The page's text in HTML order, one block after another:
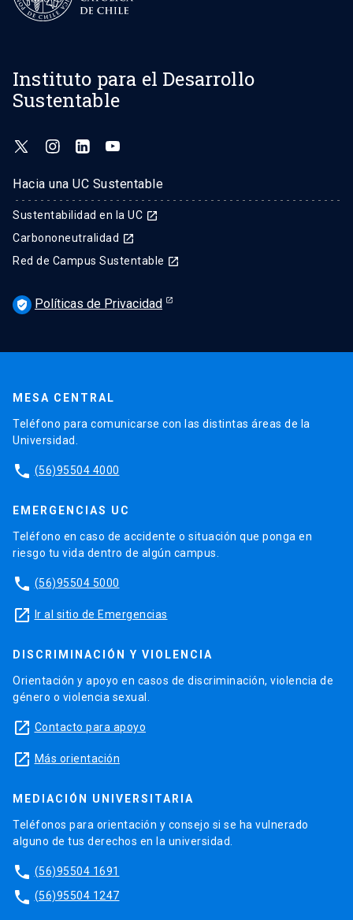
Instituto para el Desarrollo
Sustentable
Hacia una UC Sustentable
Sustentabilidad en la UC launch
Carbononeutralidad launch
Red de Campus Sustentable launch
verified_user Políticas de Privacidad
MESA CENTRAL
Teléfono para comunicarse con las distintas áreas de la
Universidad.
phone (56)95504 4000
EMERGENCIAS UC
Teléfono en caso de accidente o situación que ponga en
riesgo tu vida dentro de algún campus.
phone (56)95504 5000
launch Ir al sitio de Emergencias
DISCRIMINACIÓN Y VIOLENCIA
Orientación y apoyo en casos de discriminación, violencia de
género o violencia sexual.
launch Contacto para apoyo
launch Más orientación
MEDIACIÓN UNIVERSITARIA
Teléfonos para orientación y consejo si se ha vulnerado
alguno de tus derechos en la universidad.
phone (56)95504 1691
phone (56)95504 1247